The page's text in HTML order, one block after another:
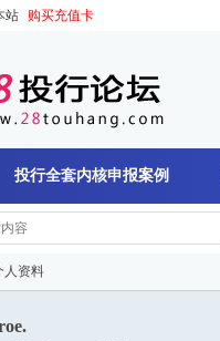
站 购买充值卡
投行全套内核申报案例
人资料